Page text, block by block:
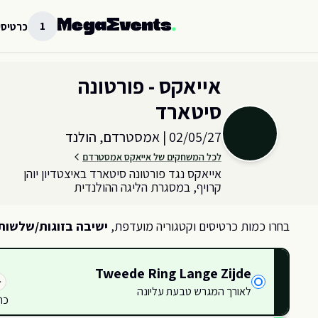
1
אייאקס - פורטונה
סיטארד
02/05/27
| אמסטרדם, הולנד
לכל המשחקים של אייאקס אמסטרדם
אייאקס נגד פורטונה סיטארד באיצטדיון יוהן
קרויף, במסגרת הליגה ההולנדית
בחרו כמות כרטיסים וקטגוריה מועדפת, ישיבה בזוגות/
424
Tweede Ring Lange Zijde
לאורך המגרש טבעת עליונה